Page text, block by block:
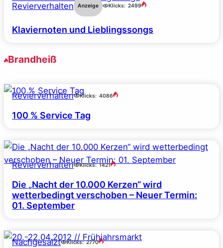
Revierverhalten Anzeige Klicks: 2499
Klaviernoten und Lieblingssongs
Brandheiß
Revierverhalten Klicks: 4086
100 % Service Tag
Revierverhalten Klicks: 1421
Die „Nacht der 10.000 Kerzen“ wird
wetterbedingt verschoben – Neuer Termin:
01. September
Nachgesalzt Klicks: 2770